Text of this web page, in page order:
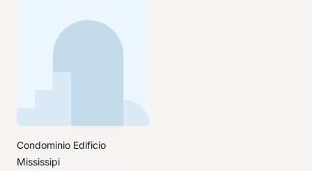
Condominio Edificio
Mississipi